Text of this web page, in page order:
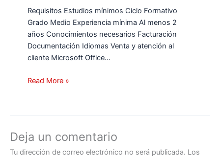
Requisitos Estudios mínimos Ciclo Formativo
Grado Medio Experiencia mínima Al menos 2
años Conocimientos necesarios Facturación
Documentación Idiomas Venta y atención al
cliente Microsoft Office…
Read More »
Deja un comentario
Tu dirección de correo electrónico no será publicada. Los